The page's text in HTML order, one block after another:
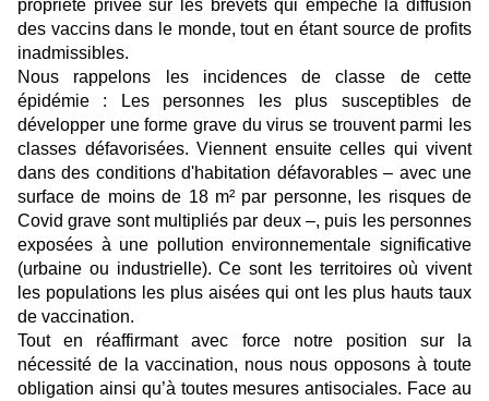
propriété privée sur les brevets qui empêche la diffusion
des vaccins dans le monde, tout en étant source de profits
inadmissibles.
Nous rappelons les incidences de classe de cette
épidémie : Les personnes les plus susceptibles de
développer une forme grave du virus se trouvent parmi les
classes défavorisées. Viennent ensuite celles qui vivent
dans des conditions d'habitation défavorables – avec une
surface de moins de 18 m² par personne, les risques de
Covid grave sont multipliés par deux –, puis les personnes
exposées à une pollution environnementale significative
(urbaine ou industrielle). Ce sont les territoires où vivent
les populations les plus aisées qui ont les plus hauts taux
de vaccination.
Tout en réaffirmant avec force notre position sur la
nécessité de la vaccination, nous nous opposons à toute
obligation ainsi qu’à toutes mesures antisociales. Face au